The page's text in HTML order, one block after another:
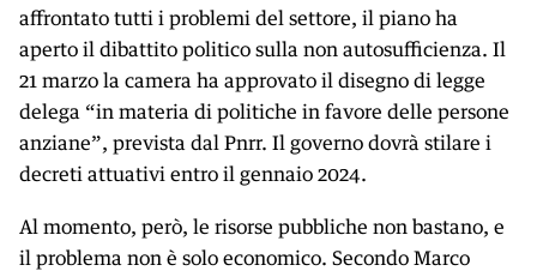
affrontato tutti i problemi del settore, il piano ha
aperto il dibattito politico sulla non autosufficienza. Il
21 marzo la camera ha approvato il disegno di legge
delega “in materia di politiche in favore delle persone
anziane”, prevista dal Pnrr. Il governo dovrà stilare i
decreti attuativi entro il gennaio 2024.
Al momento, però, le risorse pubbliche non bastano, e
il problema non è solo economico. Secondo Marco